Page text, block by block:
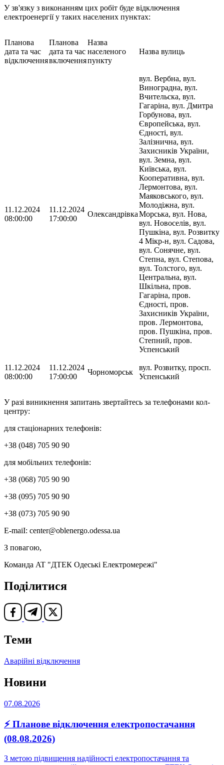
У зв'язку з виконанням цих робіт буде відключення
електроенергії у таких населених пунктах:
Планова
дата та час
відключення
Планова
дата та час
включення
Назва
населеного
пункту
Назва вулиць
11.12.2024
08:00:00
11.12.2024
17:00:00
Олександрівка
вул. Вербна, вул.
Виноградна, вул.
Вчительска, вул.
Гагаріна, вул. Дмитра
Горбунова, вул.
Європейська, вул.
Єдності, вул.
Залізнична, вул.
Захисників України,
вул. Земна, вул.
Київська, вул.
Кооперативна, вул.
Лермонтова, вул.
Маяковського, вул.
Молодіжна, вул.
Морська, вул. Нова,
вул. Новоселів, вул.
Пушкіна, вул. Розвитку
4 Мікр-н, вул. Садова,
вул. Сонячне, вул.
Степна, вул. Степова,
вул. Толстого, вул.
Центральна, вул.
Шкільна, пров.
Гагаріна, пров.
Єдності, пров.
Захисників України,
пров. Лермонтова,
пров. Пушкіна, пров.
Степний, пров.
Успенський
11.12.2024
08:00:00
11.12.2024
17:00:00
Чорноморськ
вул. Розвитку, просп.
Успенський
У разі виникнення запитань звертайтесь за телефонами кол-
центру:
для стаціонарних телефонів:
+38 (048) 705 90 90
для мобільних телефонів:
+38 (068) 705 90 90
+38 (095) 705 90 90
+38 (073) 705 90 90
Е-mаіІ: сеnter@oblenergo.odessa.ua
З повагою,
Команда AT "ДТЕК Одеські Електромережі"
Поділитися
Теми
Аварійні відключення
Новини
07.08.2026
⚡ Планове відключення електропостачання
(08.08.2026)
З метою підвищення надійності електропостачання та